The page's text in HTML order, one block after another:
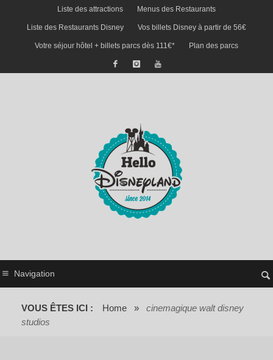
Liste des attractions Menus des Restaurants
Liste des Restaurants Disney Vos billets Disney à partir de 56€
Votre séjour hôtel + billets parcs dès 111€* Plan des parcs
Navigation
VOUS ÊTES ICI : Home »
cinemagique walt disney
studios